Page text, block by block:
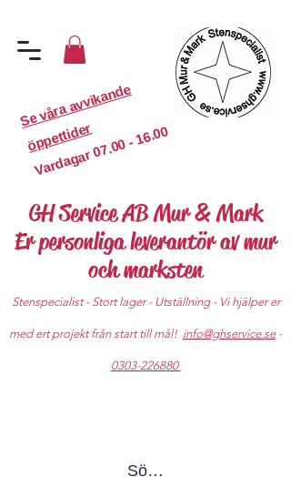
S
e
v
år
a
a
v
vi
k
a
n
d
e
ö
p
p
etti
d
er
Vardagar
07.00 - 16.00
GH Service AB Mur & Mark
Er personliga leverantör av mur
och marksten
Stenspecialist - Stort lager - Utställning - Vi hjälper er
med ert projekt från start till mål! info@ghservice.se-
0303-226880
Sök produkter